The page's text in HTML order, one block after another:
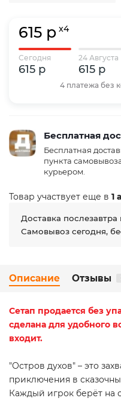
615 р x4
Сегодня
615 р
24 Августа
615 р
4 платежа без
Бесплатная
Бесплатная
пункта
курьером.
Товар участвует еще в 1
Доставка послезавтра
Самовывоз сегодня,
Описание Отзывы
Сетап продается без
сделана для удобного
входит.
"Остров духов" – это
приключения в
Каждый игрок берёт на